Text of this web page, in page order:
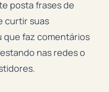
posta frases de
curtir suas
que faz comentários
nas redes o